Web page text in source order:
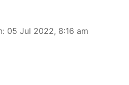
: 05 Jul 2022, 8:16 am